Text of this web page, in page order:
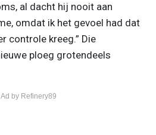
al dacht hij nooit aan
omdat ik het gevoel had dat
controle kreeg.” Die
ploeg grotendeels
by Refinery89